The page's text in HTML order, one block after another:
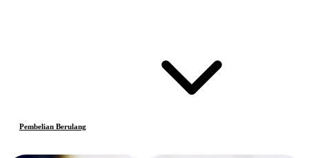
Pembelian Berulang